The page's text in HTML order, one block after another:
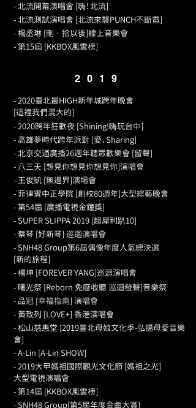
- 北流開幕演唱會 [嗨！北流]
- 北流測試演唱會 [北流來襲PUNCH不斷電]
- 楊丞琳 [刪‧拾以後]線上音樂會
- 第15屆 [KKBOX風雲榜]
2019
- 2020臺北最HIGH新年城跨年晚會
[這裡我們混大的]
- 2020跨年狂歡夜 [Shining!嗨玩台中]
- 高雄夢時代跨年派對 [愛．Sharing]
- 北京交通廣播26週年聽眾歡樂會 [留聲]
- 八三夭 [想見你想見你想見你]演唱會
- 王俊凱 [無邊界]演場會
- 菲律賓中正學院 [創校80週年]大型綜藝晚會
- 第54屆 [廣播電視金鐘獎]
- SUPER SLIPPA 2019 [超犀利趴10]
- 蔡琴 [好新琴] 巡迴演唱會
- SNH48 Group第6屆偶像年度人氣總決選
[新的旅程]
- 楊坤 [FOREVER YANG]巡迴演唱會
- 曙光祭 [Reborn 免廢收聽 巡迴發聲]音樂祭
- 品冠 [幸福指南] 演唱會
- 黃致列 [LOVE+] 香港演唱會
- 松山慈惠堂 [2019臺北母娘文化季-弘揚母愛音樂
會]
- A-Lin [A-Lin SHOW]
- 2019大甲媽祖國際觀光文化節 [媽祖之光]
大型電視演唱會
- 第14屆 [KKBOX風雲榜]
- SNH48 Group[第5屆年度金曲大賞]